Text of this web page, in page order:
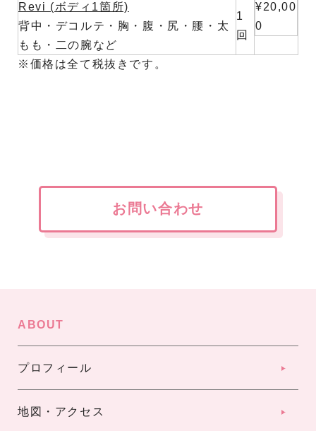
Revi (ボディ1箇所)
背中・デコルテ・胸・腹・尻・腰・太
もも・二の腕など
1
回
¥20,00
0
※価格は全て税抜きです。
お問い合わせ
ABOUT
プロフィール
地図・アクセス